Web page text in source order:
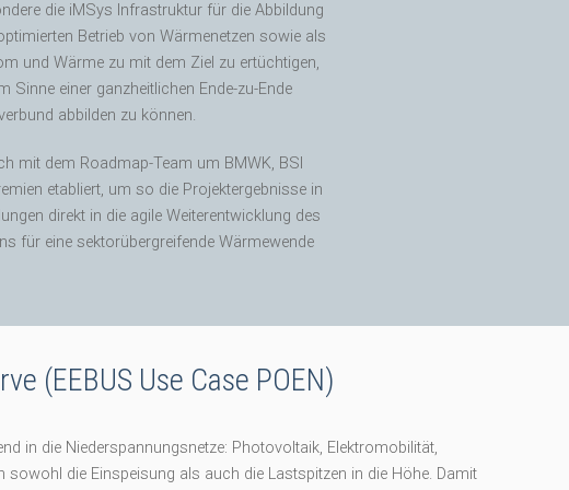
die iMSys Infrastruktur für die Abbildung
Betrieb von Wärmenetzen sowie als
und Wärme zu mit dem Ziel zu ertüchtigen,
Sinne einer ganzheitlichen Ende-zu-Ende
abbilden zu können.
mit dem Roadmap-Team um BMWK, BSI
etabliert, um so die Projektergebnisse in
direkt in die agile Weiterentwicklung des
für eine sektorübergreifende Wärmewende
(EEBUS Use Case POEN)
in die Niederspannungsnetze: Photovoltaik, Elektromobilität,
sowohl die Einspeisung als auch die Lastspitzen in die Höhe. Damit